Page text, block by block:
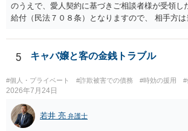
のうえで、愛人契約に基づきご相談者様が受領し
給付（民法７０８条）となりますので、 相手方
5 キャバ嬢と客の金銭トラブル
#個人・プライベート #詐欺被害での債務 #時効の援用 #
2026年7月24日
若井 亮 弁護士